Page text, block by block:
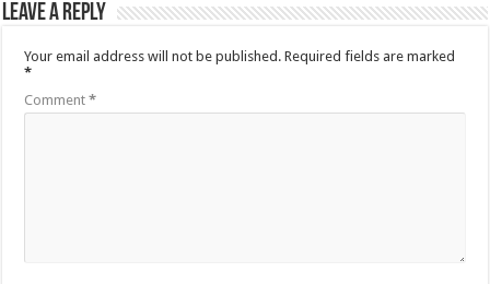
Leave a Reply
Your email address will not be published. Required fields are marked
*
Comment*